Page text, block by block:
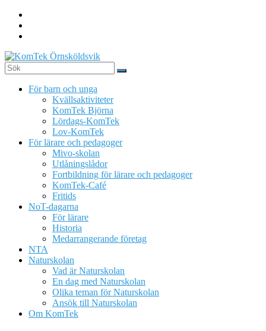
Hoppa
innehåll
KomTek
Örnsköldsvik
Teknikinspiration
För barn och unga
Kvällsaktiviteter
KomTek Björna
Lördags-KomTek
Lov-KomTek
För lärare och pedagoger
Mivo-skolan
Utlåningslådor
Fortbildning för lärare och pedagoger
KomTek-Café
Fritids
NoT-dagarna
För lärare
Historia
Medarrangerande företag
NTA
Naturskolan
Vad är Naturskolan
En dag med Naturskolan
Olika teman för Naturskolan
Ansök till Naturskolan
Om KomTek